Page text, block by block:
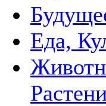
Еда,